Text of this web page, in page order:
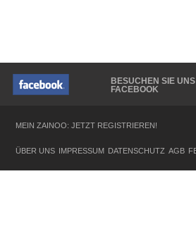
BESUCHEN SIE
FACEBOOK
MEIN ZAINOO: JETZT REGISTRIEREN!
ÜBER UNS IMPRESSUM DATENSCHUTZ AGB